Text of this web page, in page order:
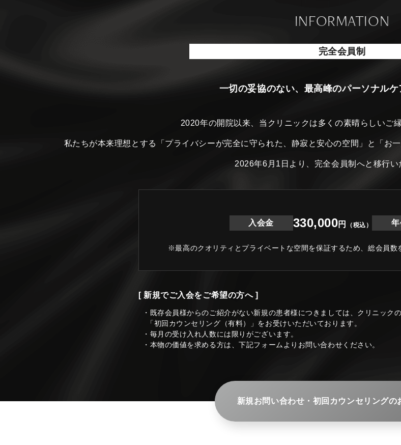
INFORMATION
完全会員制
一切の妥協のない、最高峰のパーソナルケ
2020年の開院以来、当クリニックは多くの素晴らしいご
私たちが本来理想とする 「プライバシーが完全に守られた、静寂と安心の空間」と 「お
2026年6月1日より、完全会員制へと移行い
入会金 330,000円 （税込）
※最高のクオリティとプライベートな空間を保証するため、 総会員数
[ 新規でご入会をご希望の方へ ]
・既存会員様からのご紹介がない新規の患者様につきましては、クリニック
「初回カウンセリング（有料）」をお受けいただいております。
・毎月の受け入れ人数には限りがございます。
・本物の価値を求める方は、下記フォームよりお問い合わせください。
新規お問い合わせ・初回カウンセリングの